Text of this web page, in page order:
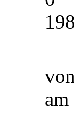
von